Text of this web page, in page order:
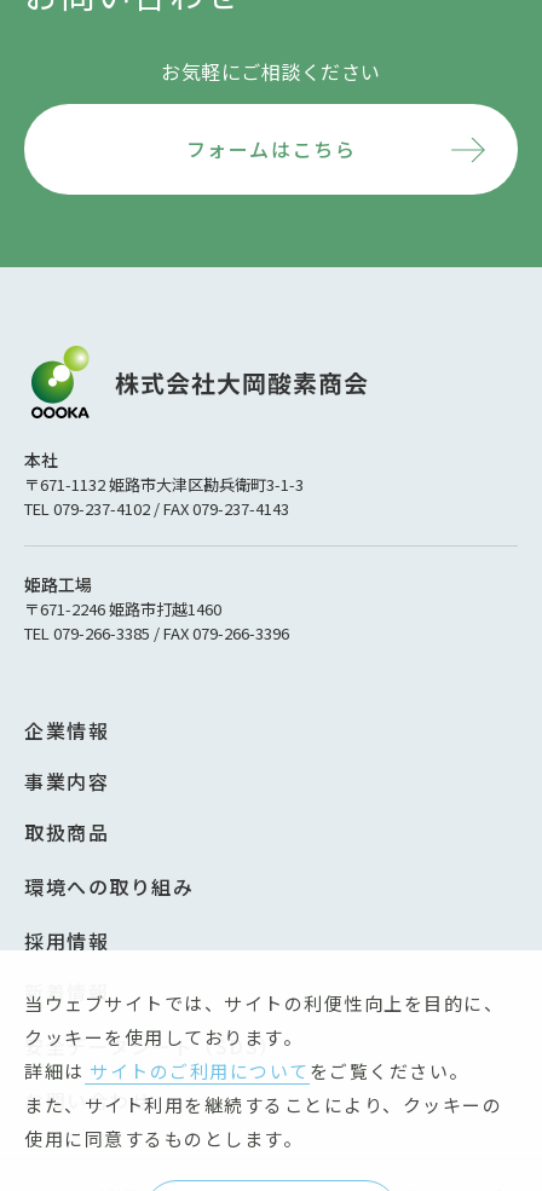
お気軽にご相談ください
フォームはこちら
本社
〒671-1132 姫路市大津区勘兵衛町3-1-3
TEL 079-237-4102 / FAX 079-237-4143
姫路工場
〒671-2246 姫路市打越1460
TEL 079-266-3385 / FAX 079-266-3396
企業情報
事業内容
取扱商品
環境への取り組み
採用情報
新着情報
安全データシート（SDS）
お問い合わせ
当ウェブサイトでは、サイトの利便性向上を目的に、
クッキーを使用しております。
詳細は サイトのご利用についてをご覧ください。
また、サイト利用を継続することにより、クッキーの
使用に同意するものとします。